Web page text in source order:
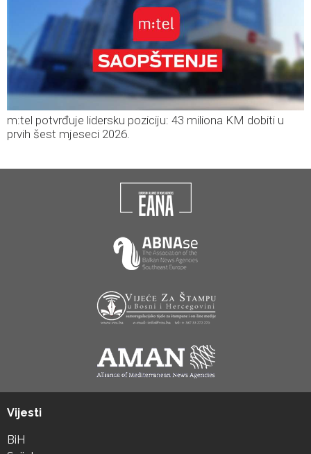
m:tel potvrđuje lidersku poziciju: 43 miliona KM dobiti u
prvih šest mjeseci 2026.
Vijesti
BiH